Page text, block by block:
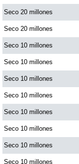
Seco 20 millones
Seco 20 millones
Seco 10 millones
Seco 10 millones
Seco 10 millones
Seco 10 millones
Seco 10 millones
Seco 10 millones
Seco 10 millones
Seco 10 millones